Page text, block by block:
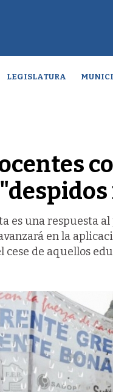
LEGISLATURA
es una respuesta
en la
de aquellos